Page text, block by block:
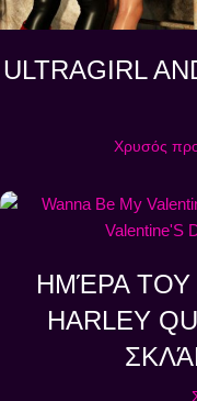
ULTRAGIRL
Χρυσός
ΗΜΈΡΑ ΤΟΥ
HARLEY